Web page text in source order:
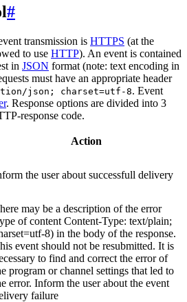
#
transmission is HTTPS (at the
to use HTTP). An event is contained
in JSON format (note: text encoding in
must have an appropriate header
json; charset=utf-8. Event
. Response options are divided into 3
response code.
Action
the user about successfull delivery
may be a description of the error
of content Content-Type: text/plain;
8) in the body of the response.
event should not be resubmitted. It is
to find and correct the error of
program or channel settings that led to
error. Inform the user about the event
failure